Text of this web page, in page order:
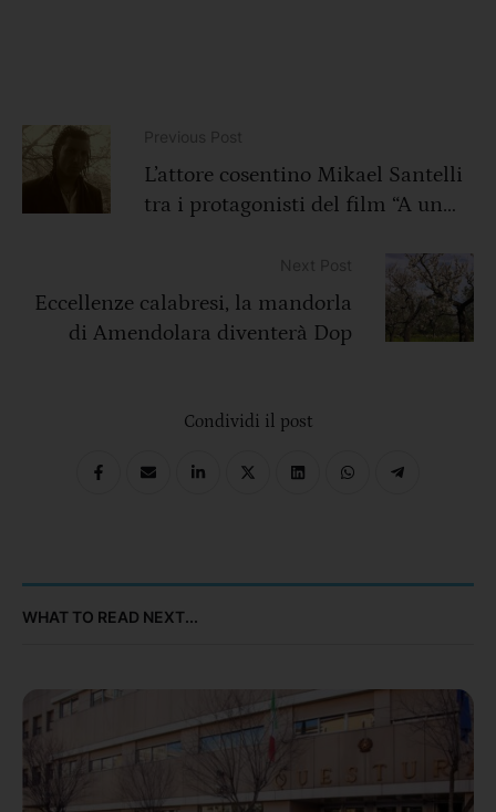
L’attore cosentino Mikael Santelli
tra i protagonisti del film “A un
Eccellenze calabresi, la mandorla
di Amendolara diventerà Dop
Condividi il post
WHAT TO READ NEXT...